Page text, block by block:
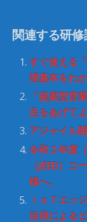
い
ウ
ン
ド
ウ
で
開
き
ま
す
ク
し
て
だ
さ
い
(
新
し
い
ウ
ン
ド
ウ
で
開
き
関連する研
すぐ使える
理基本をわ
「提案型営
足をあげて
アジャイル
令和２年度
（JEED）
様へ。
ＩｏＴエッ
活用による